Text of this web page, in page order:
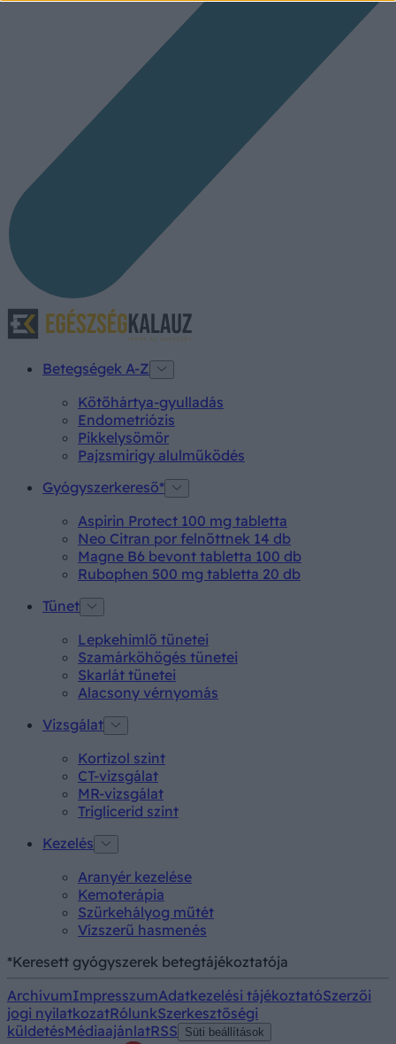
Betegségek A-Z
Kötőhártya-gyulladás
Endometriózis
Pikkelysömör
Pajzsmirigy alulműködés
Gyógyszerkereső*
Aspirin Protect 100 mg tabletta
Neo Citran por felnőttnek 14 db
Magne B6 bevont tabletta 100 db
Rubophen 500 mg tabletta 20 db
Tünet
Lepkehimlő tünetei
Szamárköhögés tünetei
Skarlát tünetei
Alacsony vérnyomás
Vizsgálat
Kortizol szint
CT-vizsgálat
MR-vizsgálat
Triglicerid szint
Kezelés
Aranyér kezelése
Kemoterápia
Szürkehályog műtét
Vízszerű hasmenés
*Keresett gyógyszerek betegtájékoztatója
ArchívumImpresszumAdatkezelési tájékoztatóSzerzői
jogi nyilatkozatRólunkSzerkesztőségi
küldetésMédiaajánlatRSS Süti beállítások